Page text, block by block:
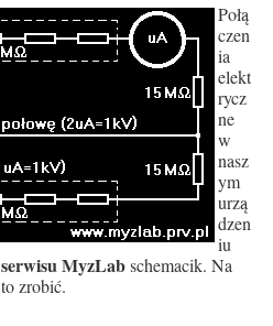
Połą
czen
ia
elekt
rycz
ne
w
nasz
ym
urzą
dzen
iu
MyzLabschemacik. Na
zrobić.